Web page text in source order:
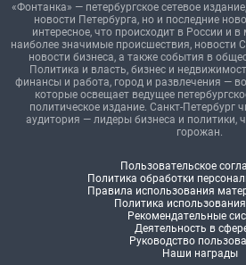
«Фонтанка» — петербургское сетевое
новости Петербурга, но и последние
интересное, что происходит в России и
наиболее значимые происшествия, новости
новости бизнеса, а также события в
Политика и власть, бизнес и
финансы и работа, город и развлечения —
которые освещает ведущее
политическое издание. Санкт-Петербург
аудитория — лидеры бизнеса и политики,
горожан.
Пользовательское
Политика обработки
Правила использования
Политика
Рекомендательные
Деятельность в
Руководство
Наши награды